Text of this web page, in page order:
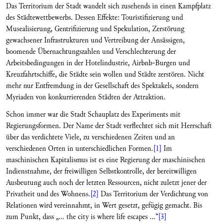
Das Territorium der Stadt wandelt sich zusehends in einen Kampfplatz
des Städtewettbewerbs. Dessen Effekte: Touristifizierung und
Musealisierung, Gentrifizierung und Spekulation, Zerstörung
gewachsener Infrastrukturen und Vertreibung der Ansässigen,
boomende Übernachtungszahlen und Verschlechterung der
Arbeitsbedingungen in der Hotelindustrie, Airbnb-Burgen und
Kreuzfahrtschiffe, die Städte sein wollen und Städte zerstören. Nicht
mehr nur Entfremdung in der Gesellschaft des Spektakels, sondern
Myriaden von konkurrierenden Städten der Attraktion.
Schon immer war die Stadt Schauplatz des Experiments mit
Regierungsformen. Der Name der Stadt verflechtet sich mit Herrschaft
über das verdichtete Viele, zu verschiedenen Zeiten und an
verschiedenen Orten in unterschiedlichen Formen.[1] Im
maschinischen Kapitalismus ist es eine Regierung der maschinischen
Indienstnahme, der freiwilligen Selbstkontrolle, der bereitwilligen
Ausbeutung auch noch der letzten Ressourcen, nicht zuletzt jener der
Privatheit und des Wohnens.[2] Das Territorium der Verdichtung von
Relationen wird vereinnahmt, in Wert gesetzt, gefügig gemacht. Bis
zum Punkt, dass „… the city is where life escapes ...“[3]